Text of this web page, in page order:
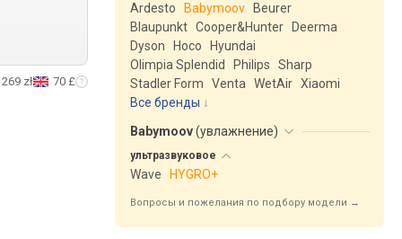
269 zł 70 £
Ardesto
Babymoov
Beurer
Blaupunkt Cooper&Hunter
Deerma
Dyson
Hoco
Hyundai
Olimpia Splendid
Philips
Sharp
Stadler Form
Venta WetAir Xiaomi
Все бренды
Babymoov(увлажнение)
ультразвуковое
Wave HYGRO+
Вопросы и пожелания по подбору модели →